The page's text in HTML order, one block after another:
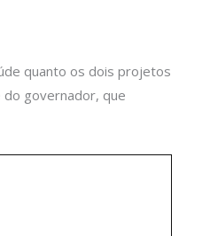
quanto os dois projetos
do governador, que